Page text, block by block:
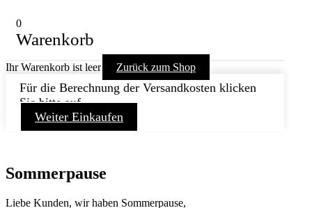
0
Warenkorb
Ihr Warenkorb ist leer Zurück zum Shop
Für die Berechnung der Versandkosten klicken
Sie bitte auf
Weiter Einkaufen
Sommerpause
Liebe Kunden, wir haben Sommerpause,